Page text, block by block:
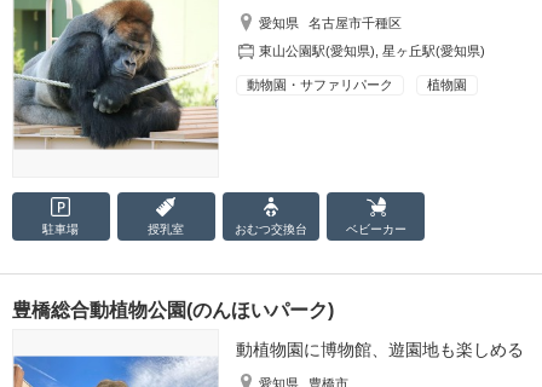
愛知県
名古屋市千種区
東山公園駅(愛知県) ,星ヶ丘駅(愛知県)
動物園・サファリパーク 植物園
駐車場 授乳室 おむつ交換台 ベビーカー
豊橋総合動植物公園(のんほいパーク)
動植物園に博物館、遊園地も楽しめる
愛知県
豊橋市